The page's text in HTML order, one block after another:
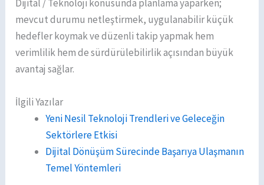
Dijital / Teknoloji konusunda planlama yaparken;
mevcut durumu netleştirmek, uygulanabilir küçük
hedefler koymak ve düzenli takip yapmak hem
verimlilik hem de sürdürülebilirlik açısından büyük
avantaj sağlar.
İlgili Yazılar
Yeni Nesil Teknoloji Trendleri ve Geleceğin
Sektörlere Etkisi
Dijital Dönüşüm Sürecinde Başarıya Ulaşmanın
Temel Yöntemleri